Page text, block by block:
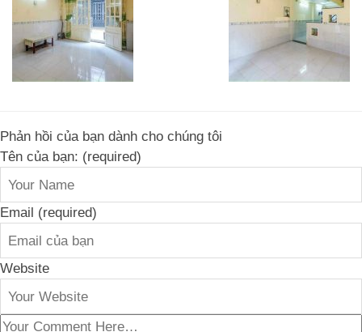
Phản hồi của bạn dành cho chúng tôi
Tên của bạn: (required)
Email (required)
Website